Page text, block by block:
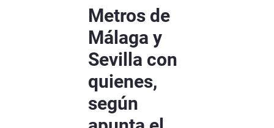
Metros de
Málaga y
Sevilla con
quienes,
según